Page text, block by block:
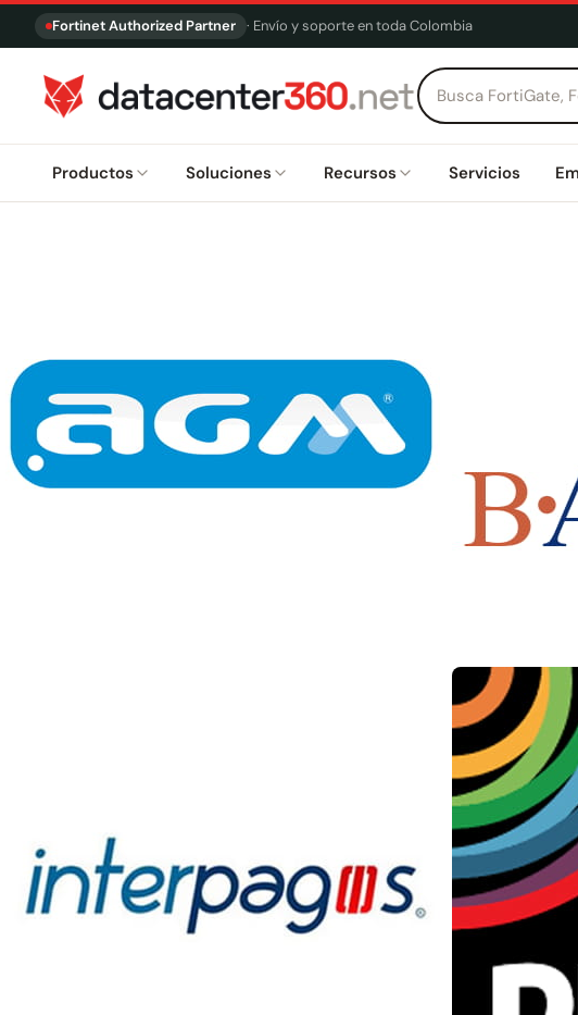
Fortinet Authorized Partner · Envío y soporte en toda Colombia
Productos Soluciones Recursos Servicios